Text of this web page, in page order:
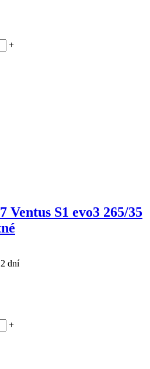
+
Ventus S1 evo3 265/35
dní
+